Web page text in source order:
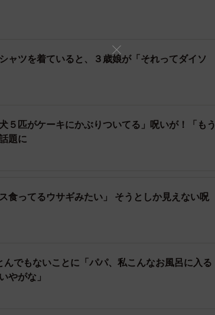
に言われたゆるゆるみさんも、もうそうとしか
まったという人の声が続出。
悪霊退散!!!」
）」
えないですわ」
髪入れずに『あっ！ミッフィー！』って言って
た、ほかの「呪い」にかかったという人もいまし
見えてしまう…」
仮面ライダーみたいになる的なやつですね」
えるやつや」
ャツを着ていると、３歳娘が「それってダイソ
５匹がケーキにかぶりついてる」呪いが！「もう
題に
食ってるウサギみたい」 そうとしか見えない呪
んでもないことに「パパ、私こんなお風呂に入る
やがな」